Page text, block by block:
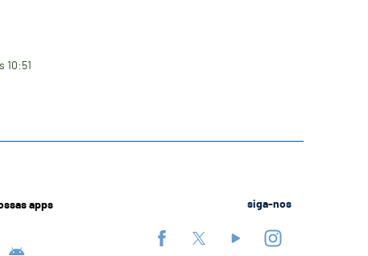
10:51
apps siga-nos